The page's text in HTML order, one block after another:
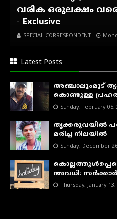
വരിക ഒരുലക്ഷം
- Exclusive
SPECIAL CORRESPONDENT
Latest Posts
അഞ്ചാലുംമൂട്
കൊണ്ടുള്ള
Sunday, February 05,
തൃക്കരുവയിൽ
മരിച്ച നിലയിൽ
Sunday, December
അവധി;
Thursday, January 13,